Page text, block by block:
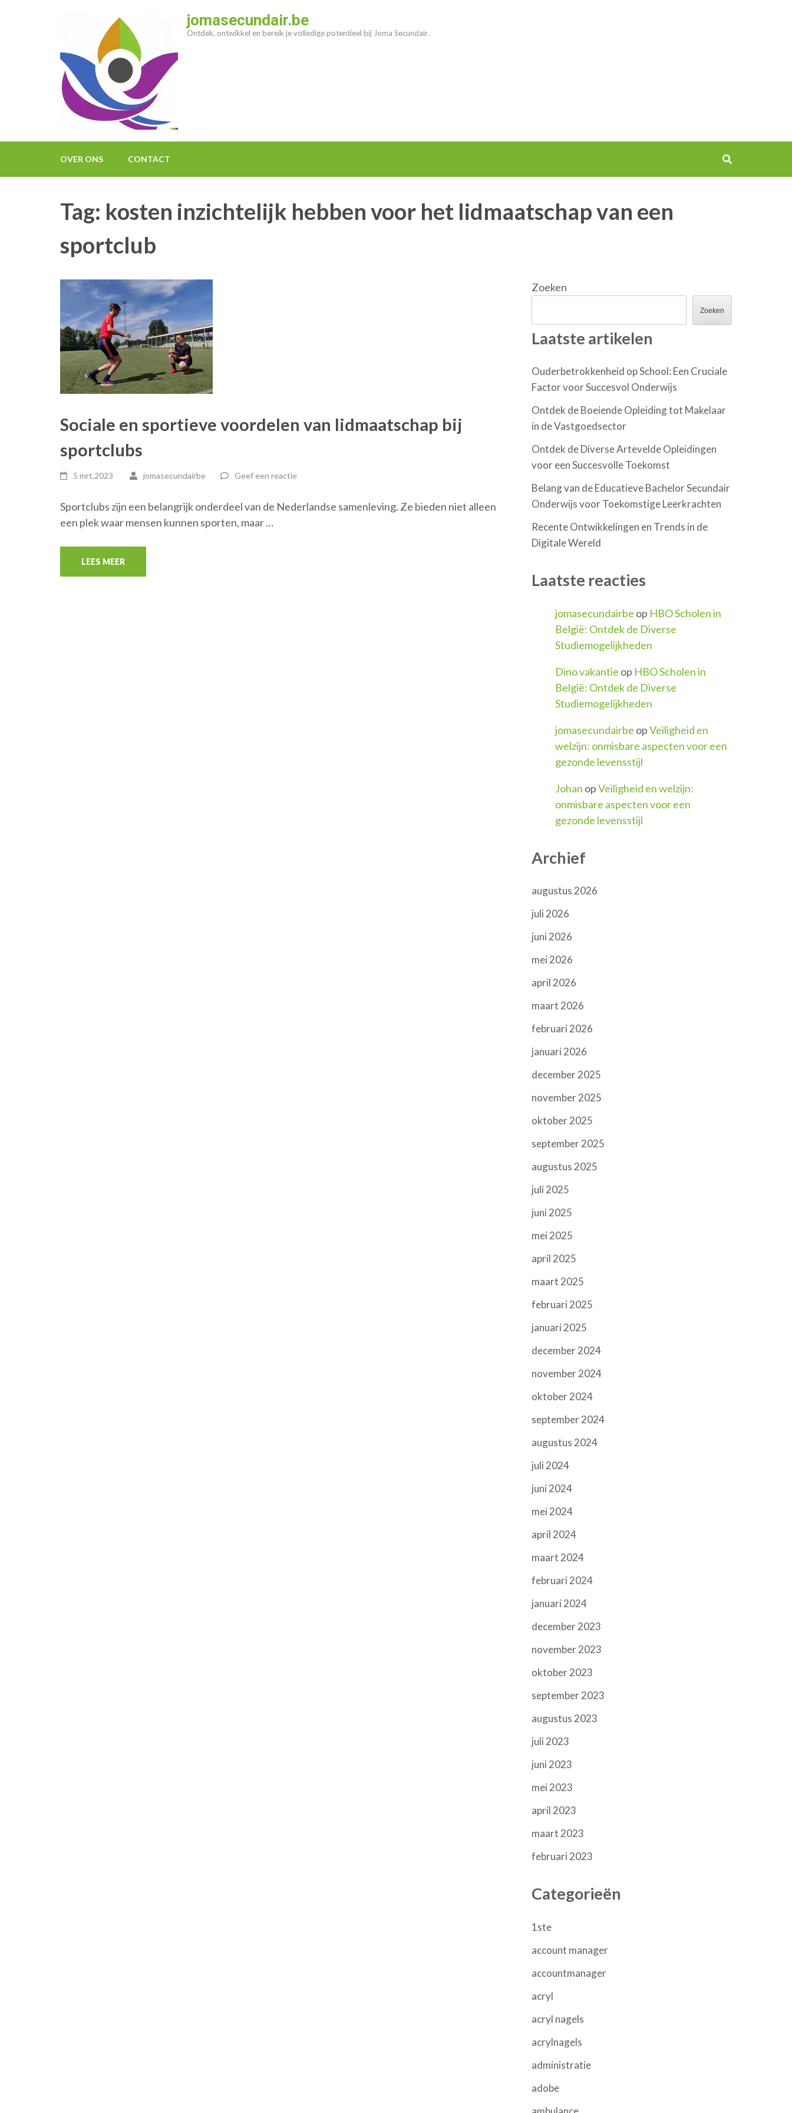
jomasecundair.be
Ontdek, ontwikkel en bereik je volledige potentieel bij Joma Secundair.
OVER ONS CONTACT
Tag: kosten inzichtelijk hebben voor het lidmaatschap van een
sportclub
Sociale en sportieve voordelen van lidmaatschap bij
sportclubs
5 mrt,2023 jomasecundairbe Geef een reactie
Sportclubs zijn een belangrijk onderdeel van de Nederlandse samenleving. Ze bieden niet alleen
een plek waar mensen kunnen sporten, maar …
LEES MEER
Zoeken
Zoeken
Laatste artikelen
Ouderbetrokkenheid op School: Een Cruciale
Factor voor Succesvol Onderwijs
Ontdek de Boeiende Opleiding tot Makelaar
in de Vastgoedsector
Ontdek de Diverse Artevelde Opleidingen
voor een Succesvolle Toekomst
Belang van de Educatieve Bachelor Secundair
Onderwijs voor Toekomstige Leerkrachten
Recente Ontwikkelingen en Trends in de
Digitale Wereld
Laatste reacties
jomasecundairbe op HBO Scholen in
België: Ontdek de Diverse
Studiemogelijkheden
Dino vakantie op HBO Scholen in
België: Ontdek de Diverse
Studiemogelijkheden
jomasecundairbe opVeiligheid en
welzijn: onmisbare aspecten voor een
gezonde levensstijl
Johan opVeiligheid en welzijn:
onmisbare aspecten voor een
gezonde levensstijl
Archief
augustus 2026
juli 2026
juni 2026
mei 2026
april 2026
maart 2026
februari 2026
januari 2026
december 2025
november 2025
oktober 2025
september 2025
augustus 2025
juli 2025
juni 2025
mei 2025
april 2025
maart 2025
februari 2025
januari 2025
december 2024
november 2024
oktober 2024
september 2024
augustus 2024
juli 2024
juni 2024
mei 2024
april 2024
maart 2024
februari 2024
januari 2024
december 2023
november 2023
oktober 2023
september 2023
augustus 2023
juli 2023
juni 2023
mei 2023
april 2023
maart 2023
februari 2023
Categorieën
1ste
account manager
accountmanager
acryl
acryl nagels
acrylnagels
administratie
adobe